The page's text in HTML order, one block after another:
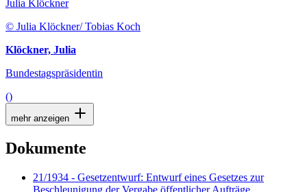
Julia Klöckner
© Julia Klöckner/ Tobias Koch
Klöckner, Julia
Bundestagspräsidentin
()
mehr anzeigen
Dokumente
21/1934 - Gesetzentwurf: Entwurf eines Gesetzes zur
Beschleunigung der Vergabe öffentlicher Aufträge